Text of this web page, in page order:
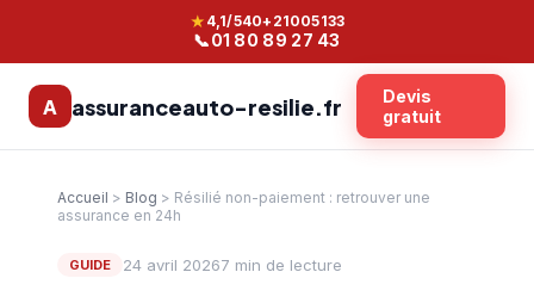
★ 4,1/540+ 21005133
📞01 80 89 27 43
A assuranceauto-resilie.fr
Devis
gratuit
Accueil > Blog > Résilié non-paiement : retrouver une
assurance en 24h
GUIDE 24 avril 20267 min de lecture